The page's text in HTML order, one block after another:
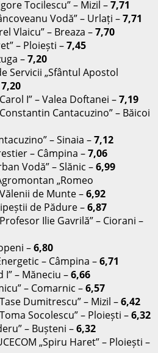
Tocilescu” – Mizil –7,71
Vodă” – Urlați –7,71
Vlaicu” – Breaza –7,70
– Ploiești –7,45
–7,20
Servicii „Sfântul Apostol
7,20
I” – Valea Doftanei –7,19
Cantacuzino” – Băicoi
– Sinaia –7,12
– Câmpina –7,06
Vodă” – Slănic –6,99
„Romeo
de Munte –6,92
de Pădure –6,87
Ilie Gavrilă” – Ciorani –
–6,80
– Câmpina –6,71
I” – Măneciu –6,66
– Comarnic –6,57
Dumitrescu” – Mizil –6,42
Socolescu” – Ploiești –6,32
– Bușteni –6,32
„Spiru Haret” – Ploiești –